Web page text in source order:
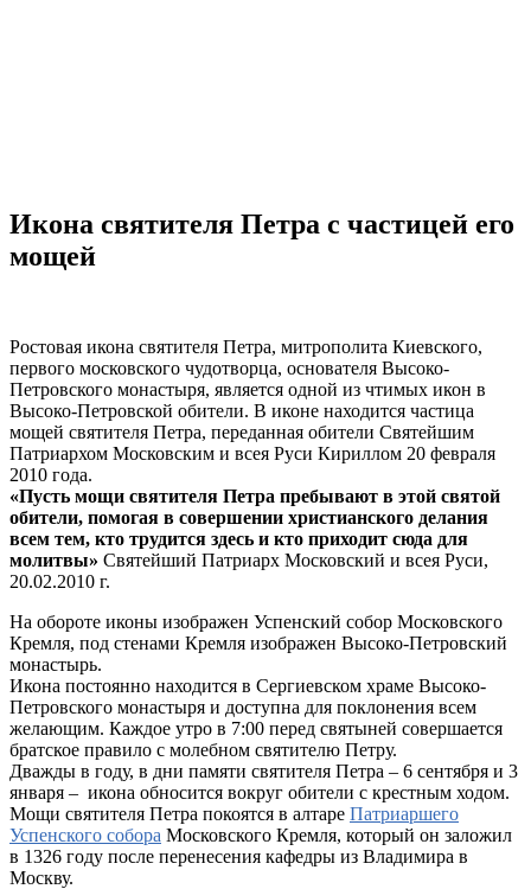
Икона святителя Петра с частицей его
мощей
Ростовая икона святителя Петра, митрополита Киевского,
первого московского чудотворца, основателя Высоко-
Петровского монастыря, является одной из чтимых икон в
Высоко-Петровской обители. В иконе находится частица
мощей святителя Петра, переданная обители Святейшим
Патриархом Московским и всея Руси Кириллом 20 февраля
2010 года.
«Пусть мощи святителя Петра пребывают в этой святой
обители, помогая в совершении христианского делания
всем тем, кто трудится здесь и кто приходит сюда для
молитвы» Святейший Патриарх Московский и всея Руси,
20.02.2010 г.
На обороте иконы изображен Успенский собор Московского
Кремля, под стенами Кремля изображен Высоко-Петровский
монастырь.
Икона постоянно находится в Сергиевском храме Высоко-
Петровского монастыря и доступна для поклонения всем
желающим. Каждое утро в 7:00 перед святыней совершается
братское правило с молебном святителю Петру.
Дважды в году, в дни памяти святителя Петра – 6 сентября и 3
января – икона обносится вокруг обители с крестным ходом.
Мощи святителя Петра покоятся в алтаре Патриаршего
Успенского собора Московского Кремля, который он заложил
в 1326 году после перенесения кафедры из Владимира в
Москву.